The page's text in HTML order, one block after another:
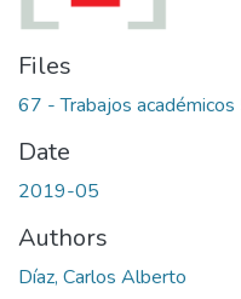
Files
67 - Trabajos
Date
2019-05
Authors
Díaz, Carlos Alberto